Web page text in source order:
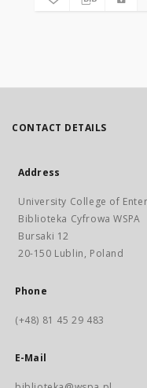
CONTACT DETAILS
Address
University College of
Biblioteka Cyfrowa WSPA
Bursaki 12
20-150 Lublin, Poland
Phone
(+48) 81 45 29 483
E-Mail